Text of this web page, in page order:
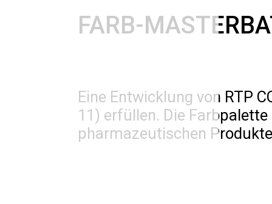
FARB-
Eine Entwicklung von RTP
11) erfüllen. Die
pharmazeutischen